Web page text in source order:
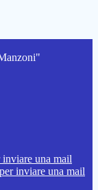
una mail
inviare una mail